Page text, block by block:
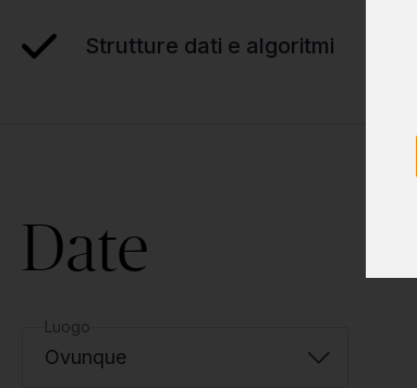
Strutture dati e algoritmi
Date
Luogo
Ovunque